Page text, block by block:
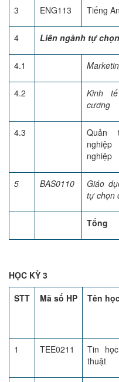
3 ENG113 Tiếng
4 Liên ngành tự
4.1
4.2
Kinh
cương
4.3
Quản
nghiệp
5 BAS0110
Giáo
tự chọn
Tổng
HỌC KỲ 3
STT
Mã số HP Tên
1 TEE0211
Tin
thuật